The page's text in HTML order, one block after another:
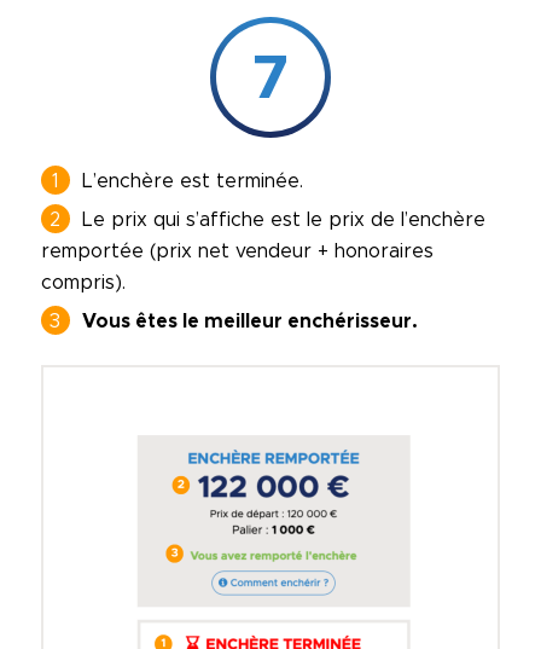
7
L’enchère est terminée.
Le prix qui s’affiche est le prix de l’enchère
remportée (prix net vendeur + honoraires
compris).
Vous êtes le meilleur enchérisseur.